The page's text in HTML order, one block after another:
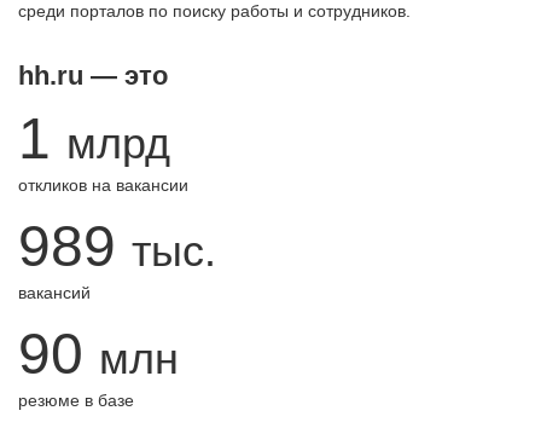
среди порталов по поиску работы и сотрудников.
hh.ru — это
1 млрд
откликов на вакансии
989 тыс.
вакансий
90 млн
резюме в базе